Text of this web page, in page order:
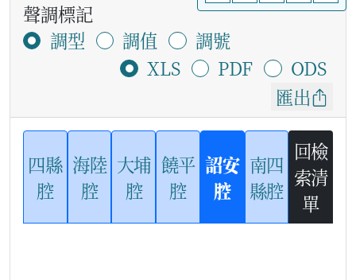
聲調標記
調型
調值
調號
XLS
PDF
ODS
匯出
四縣
腔
海陸
腔
大埔
腔
饒平
腔
詔安
腔
南四
縣腔
回檢
索清
單